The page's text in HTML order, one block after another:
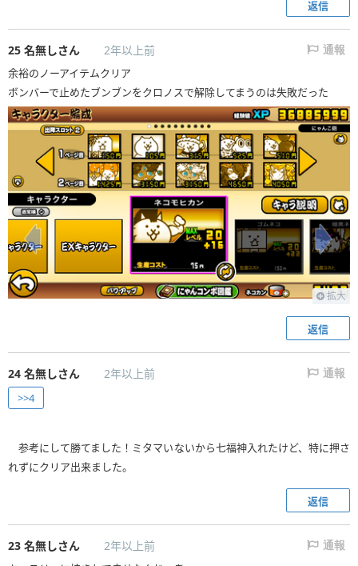
返信
25 名無しさん 2年以上前 通報
余裕のノーアイテムクリア
ボンバーで止めたブンブンをクロノスで解除してまうのは失敗だった
拡大
返信
24 名無しさん 2年以上前 通報
>>4
参考にして勝てました！ミタマいないから七福神入れたけど、特に押さ
れずにクリア出来ました。
返信
23 名無しさん 2年以上前 通報